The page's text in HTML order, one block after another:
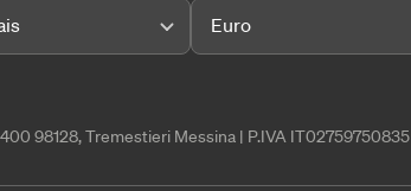
Euro
400 98128, Tremestieri Messina | P.IVA IT02759750835